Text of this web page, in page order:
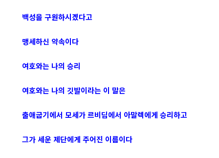
백성을 구원하시겠다고
맹세하신 약속이다
여호와는 나의 승리
여호와는 나의 깃발이라는 이 말은
출애굽기에서 모세가 르비딤에서 아말렉에게 승리하고
그가 세운 제단에게 주어진 이름이다